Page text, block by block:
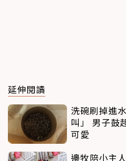
延伸閱讀
洗碗刷掉進
叫」 男子鼓
可愛
邊牧陪小主